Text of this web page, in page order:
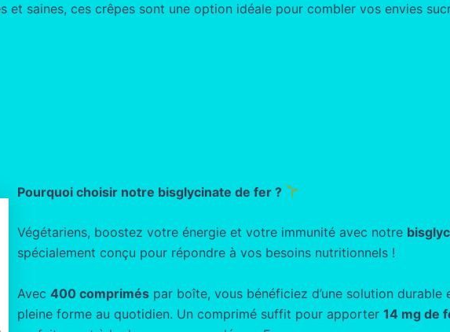
et saines, ces crêpes sont une option idéale pour combler vos envies
Pourquoi choisir notre bisglycinate de fer ?
Végétariens, boostez votre énergie et votre immunité avec notre
spécialement conçu pour répondre à vos besoins nutritionnels !
Avec400 comprimés par boîte, vous bénéficiez d’une solution
pleine forme au quotidien. Un comprimé suffit pour apporter14 mg de